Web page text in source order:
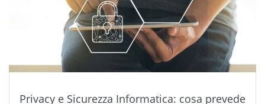
Privacy e Sicurezza Informatica: cosa prevede